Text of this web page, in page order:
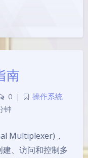
南
0 |
操作系统
钟
Multiplexer)，
、访问和控制多